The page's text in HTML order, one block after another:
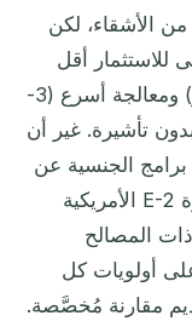
من الأشقاء، لكن
للاستثمار أقل
(230,000 دولار مقابل 235,000 دولار) ومعالجة أسرع (3-
7 أشهر) و144 وجهة بدون تأشيرة. غير أن
برامج الجنسية عن
طريق الاستثمار التي تمتلك حكم تأشيرة E-2 الأمريكية
المصالح
على أولويات كل
مقارنة مُخصَّصة.